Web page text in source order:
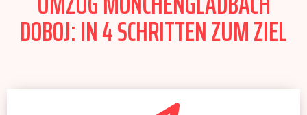
DOBOJ: IN 4 SCHRITTEN ZUM ZIEL